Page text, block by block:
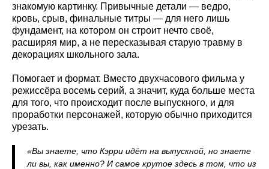
знакомую картинку. Привычные детали — ведро,
кровь, срыв, финальные титры — для него лишь
фундамент, на котором он строит нечто своё,
расширяя мир, а не пересказывая старую травму в
декорациях школьного зала.
Помогает и формат. Вместо двухчасового фильма у
режиссёра восемь серий, а значит, куда больше места
для того, что происходит после выпускного, и для
проработки персонажей, которую обычно приходится
урезать.
«Вы знаете, что Кэрри идёт на выпускной, но знаете
ли вы, как именно? И самое крутое здесь в том, что из